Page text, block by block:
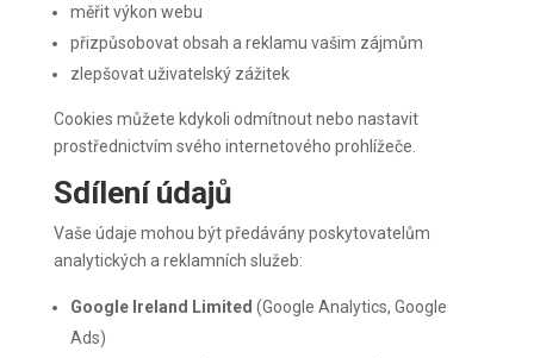
měřit výkon webu
přizpůsobovat obsah a reklamu vašim zájmům
zlepšovat uživatelský zážitek
Cookies můžete kdykoli odmítnout nebo nastavit
prostřednictvím svého internetového prohlížeče.
Sdílení údajů
Vaše údaje mohou být předávány poskytovatelům
analytických a reklamních služeb:
Google Ireland Limited (Google Analytics, Google
Ads)